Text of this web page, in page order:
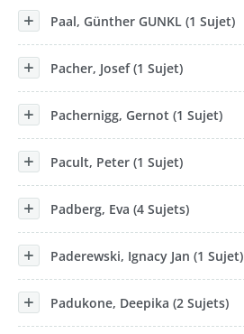
Paal, Günther GUNKL (1 Sujet)
Pacher, Josef (1 Sujet)
Pachernigg, Gernot (1 Sujet)
Pacult, Peter (1 Sujet)
Padberg, Eva (4 Sujets)
Paderewski, Ignacy Jan (1 Sujet)
Padukone, Deepika (2 Sujets)